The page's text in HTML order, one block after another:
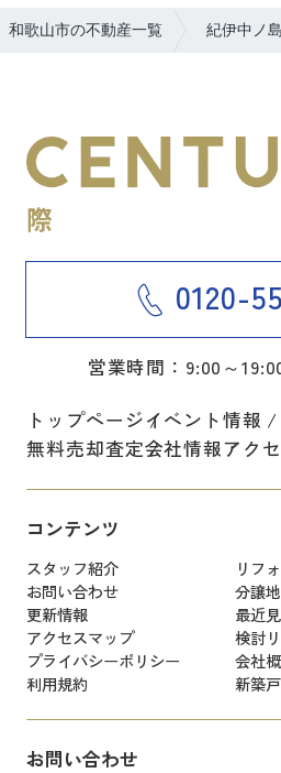
和歌山市の不動産一覧 紀伊中ノ
0120-
営業時間：9:00～
トップページイベント情報
無料売却査定会社情報アク
コンテンツ
スタッフ紹介
リフ
お問い合わせ
分譲
更新情報
最近
アクセスマップ
検討
プライバシーポリシー
会社
利用規約
新築
お問い合わせ